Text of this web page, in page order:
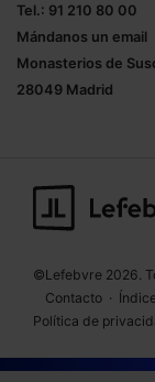
Tel.: 91 210 80 00
Mándanos un email
Monasterios de
28049 Madrid
©Lefebvre 2026.
Contacto ·
Política de